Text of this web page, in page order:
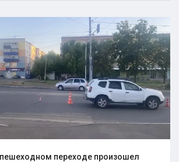
пешеходном переходе произошел